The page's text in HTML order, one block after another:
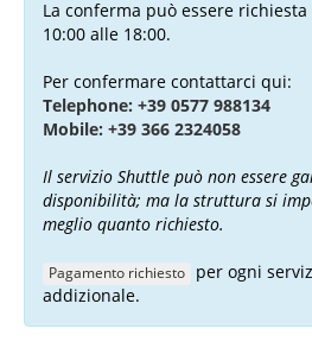
La conferma può essere
10:00 alle 18:00.
Per confermare contattarci qui:
Telephone: +39 0577 988134
Mobile: +39 366 2324058
Il servizio Shuttle può non essere
disponibilità; ma la struttura si
meglio quanto richiesto.
Pagamento richiesto per ogni
addizionale.